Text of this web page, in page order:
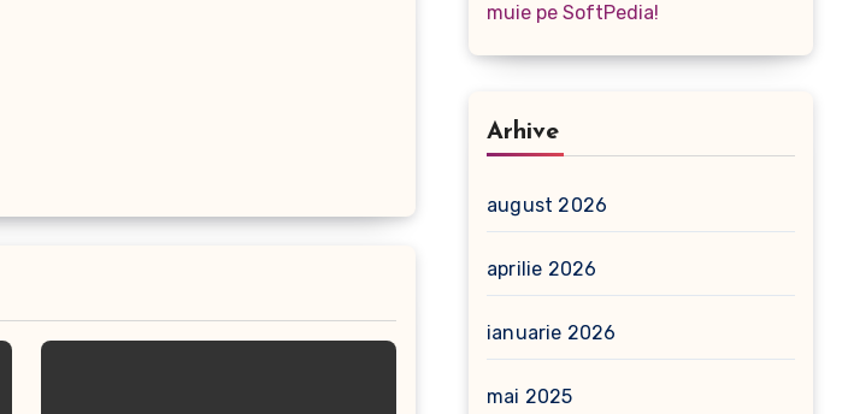
muie pe SoftPedia!
Arhive
august 2026
aprilie 2026
ianuarie 2026
mai 2025